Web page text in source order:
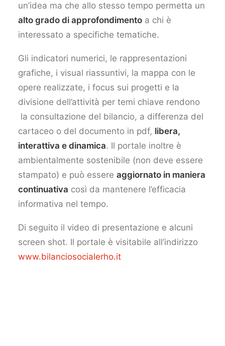
un’idea ma che allo stesso tempo permetta un
alto grado di approfondimento a chi è
interessato a specifiche tematiche.
Gli indicatori numerici, le rappresentazioni
grafiche, i visual riassuntivi, la mappa con le
opere realizzate, i focus sui progetti e la
divisione dell’attività per temi chiave rendono
la consultazione del bilancio, a differenza del
cartaceo o del documento in pdf, libera,
interattiva e dinamica. Il portale inoltre è
ambientalmente sostenibile (non deve essere
stampato) e può essere aggiornato in maniera
continuativa così da mantenere l’efficacia
informativa nel tempo.
Di seguito il video di presentazione e alcuni
screen shot. Il portale è visitabile all’indirizzo
www.bilanciosocialerho.it